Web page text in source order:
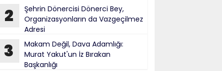
2
Şehrin Dönercisi Dönerci Bey,
Organizasyonların da Vazgeçilmez
Adresi
3
Makam Değil, Dava Adamlığı:
Murat Yakut'un İz Bırakan
Başkanlığı